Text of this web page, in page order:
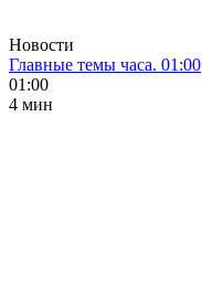
Новости
Главные темы часа. 01:00
01:00
4 мин